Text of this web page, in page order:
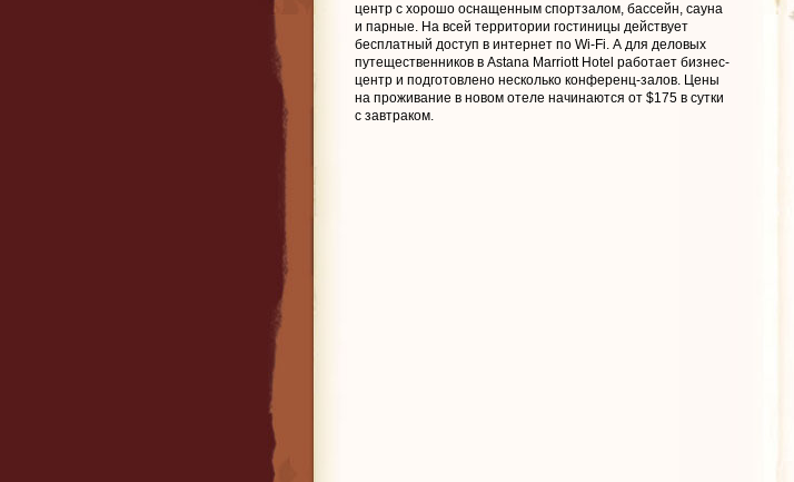
центр с хорошо оснащенным спортзалом, бассейн, сауна
и парные. На всей территории гостиницы действует
бесплатный доступ в интернет по Wi-Fi. А для деловых
путещественников в Astana Marriott Hotel работает бизнес-
центр и подготовлено несколько конференц-залов. Цены
на проживание в новом отеле начинаются от $175 в сутки
с завтраком.